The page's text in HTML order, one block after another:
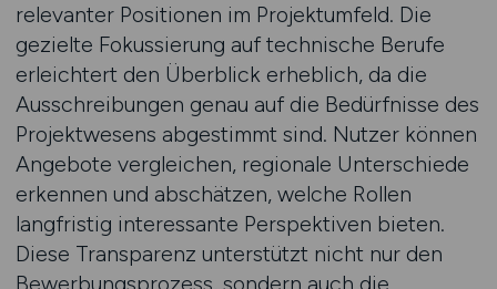
relevanter Positionen im Projektumfeld. Die
gezielte Fokussierung auf technische Berufe
erleichtert den Überblick erheblich, da die
Ausschreibungen genau auf die Bedürfnisse des
Projektwesens abgestimmt sind. Nutzer können
Angebote vergleichen, regionale Unterschiede
erkennen und abschätzen, welche Rollen
langfristig interessante Perspektiven bieten.
Diese Transparenz unterstützt nicht nur den
Bewerbungsprozess, sondern auch die